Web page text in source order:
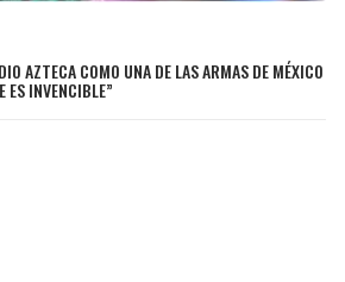
AZTECA COMO UNA DE LAS ARMAS DE MÉXICO
ES INVENCIBLE”